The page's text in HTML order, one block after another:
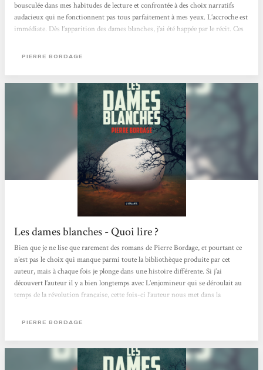
bousculée dans mes habitudes de lecture et confrontée à des choix narratifs
audacieux qui ne fonctionnent pas tous parfaitement à mes yeux. L’accroche est
immédiate. Dès l’apparition des dames blanches, j’ai été happée par le récit. Ces
enfants de moins de quatre ans créent d’emblée...
PIERRE BORDAGE
Les dames blanches - Quoi lire ?
Bien que je ne lise que rarement des romans de Pierre Bordage, et pourtant ce
n’est pas le choix qui manque parmi toute la bibliothèque produite par cet
auteur, mais à chaque fois je plonge dans une histoire différente. Si j’ai
découvert l’auteur il y a bien longtemps avec L’enjomineur qui se déroulait au
temps de la révolution française, cette fois-ci l’auteur nous met dans la
jeunes enfants de moins de quatre ans. Il est impossible de pénétrer, détruire,
PIERRE BORDAGE